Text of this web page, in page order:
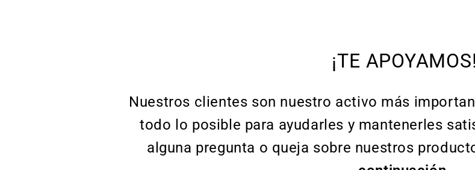
¡TE APOYAMOS!
Nuestros clientes son nuestro activo más
todo lo posible para ayudarles y mantenerles
alguna pregunta o queja sobre nuestros